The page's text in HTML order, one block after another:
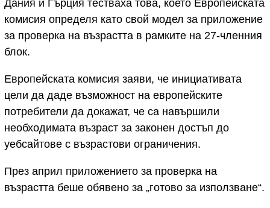
Дания и Гърция тестваха това, което Европейската
комисия определя като свой модел за приложение
за проверка на възрастта в рамките на 27-членния
блок.
Европейската комисия заяви, че инициативата
цели да даде възможност на европейските
потребители да докажат, че са навършили
необходимата възраст за законен достъп до
уебсайтове с възрастови ограничения.
През април приложението за проверка на
възрастта беше обявено за „готово за използване“.